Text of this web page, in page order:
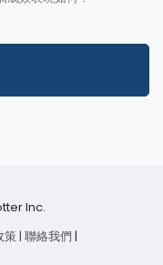
Inc.
策| 聯絡我們 |